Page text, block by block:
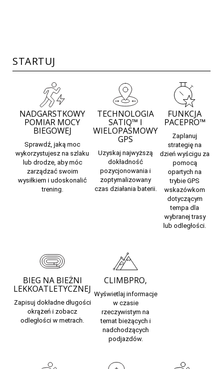
STARTUJ
NADGARSTKOWY
POMIAR MOCY
BIEGOWEJ
Sprawdź, jaką moc
wykorzystujesz na szlaku
lub drodze, aby móc
zarządzać swoim
wysiłkiem i udoskonalić
trening.
TECHNOLOGIA
SATIQ™ I
WIELOPASMOWY
GPS
Uzyskaj najwyższą
dokładność
pozycjonowania i
zoptymalizowany
czas działania baterii.
FUNKCJA
PACEPRO™
Zaplanuj
strategię na
dzień wyścigu za
pomocą
opartych na
trybie GPS
wskazówkom
dotyczącym
tempa dla
wybranej trasy
lub odległości.
BIEG NA BIEŻNI
LEKKOATLETYCZNEJ
Zapisuj dokładne długości
okrążeń i zobacz
odległości w metrach.
CLIMBPRO,
Wyświetlaj informacje
w czasie
rzeczywistym na
temat bieżących i
nadchodzących
podjazdów.